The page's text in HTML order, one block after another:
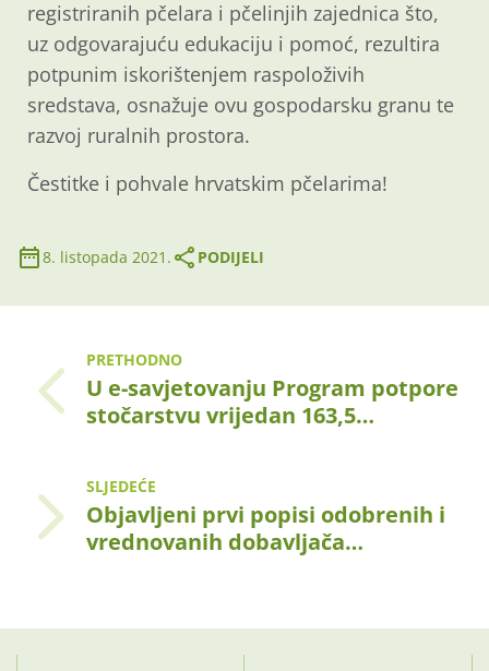
registriranih pčelara i pčelinjih zajednica što,
uz odgovarajuću edukaciju i pomoć, rezultira
potpunim iskorištenjem raspoloživih
sredstava, osnažuje ovu gospodarsku granu te
razvoj ruralnih prostora.
Čestitke i pohvale hrvatskim pčelarima!
8. listopada 2021. PODIJELI
PRETHODNO
U e-savjetovanju Program potpore
stočarstvu vrijedan 163,5…
SLJEDEĆE
Objavljeni prvi popisi odobrenih i
vrednovanih dobavljača…